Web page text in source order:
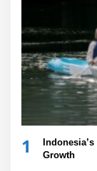
1
Growth